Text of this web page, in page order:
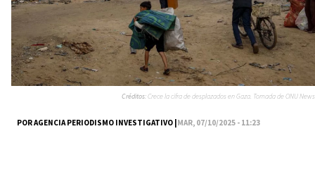
POR AGENCIA PERIODISMO INVESTIGATIVO |MAR, 07/10/2025 - 11:23
Créditos:Crece la cifra de desplazados en Gaza. Tomada de ONU News